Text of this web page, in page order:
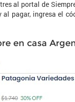
al portal de
pagar, ingresa el
en casa